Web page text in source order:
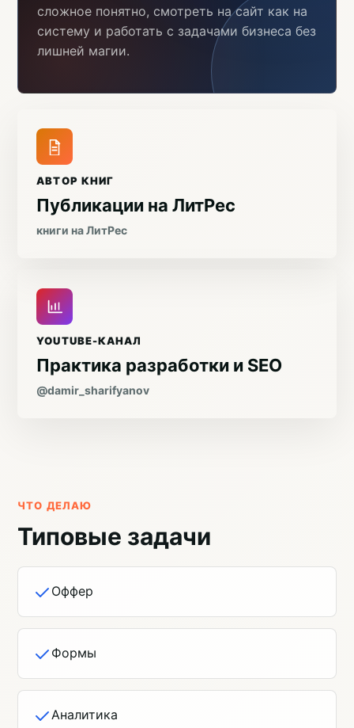
сложное понятно, смотреть на сайт как на
систему и работать с задачами бизнеса без
лишней магии.
АВТОР КНИГ
Публикации на ЛитРес
книги на ЛитРес
YOUTUBE-КАНАЛ
Практика разработки и SEO
@damir_sharifyanov
ЧТО ДЕЛАЮ
Типовые задачи
Оффер
Формы
Аналитика